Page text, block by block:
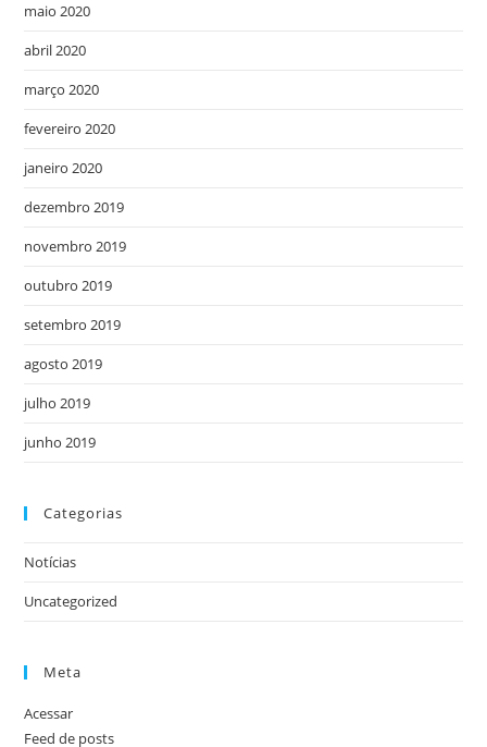
maio 2020
abril 2020
março 2020
fevereiro 2020
janeiro 2020
dezembro 2019
novembro 2019
outubro 2019
setembro 2019
agosto 2019
julho 2019
junho 2019
Categorias
Notícias
Uncategorized
Meta
Acessar
Feed de posts